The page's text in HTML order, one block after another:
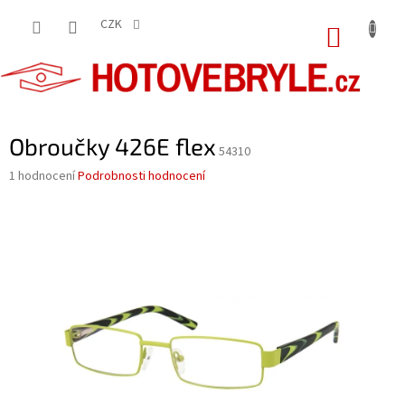
CZK
Obroučky 426E flex 54310
Průměrné
1 hodnoceníPodrobnosti hodnocení